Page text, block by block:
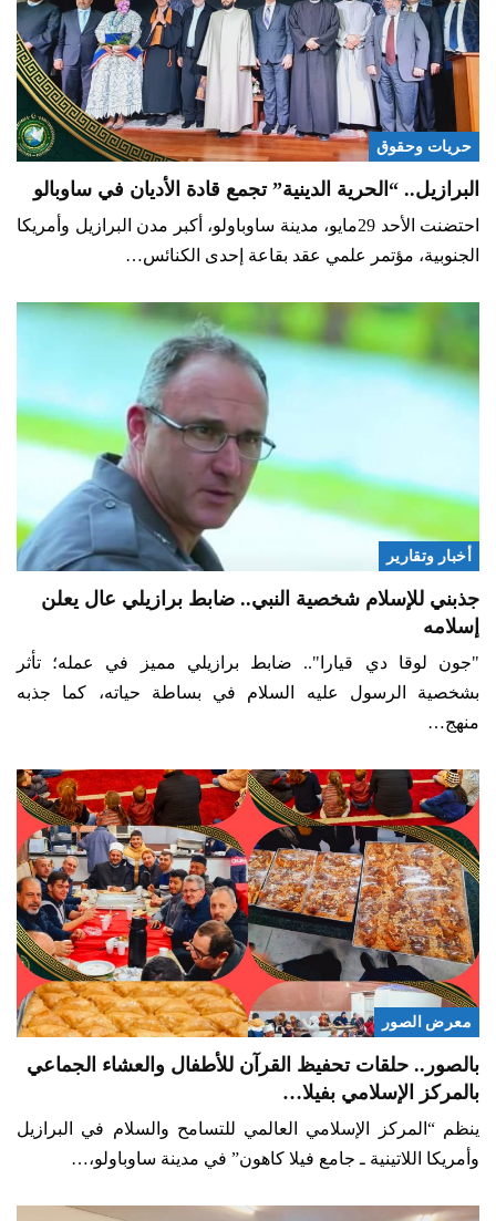
حريات وحقوق
البرازيل.. “الحرية الدينية” تجمع قادة الأديان في ساوبالو
احتضنت الأحد 29مايو، مدينة ساوباولو، أكبر مدن البرازيل وأمريكا
الجنوبية، مؤتمر علمي عقد بقاعة إحدى الكنائس…
أخبار وتقارير
جذبني للإسلام شخصية النبي.. ضابط برازيلي عال يعلن
إسلامه
"جون لوقا دي قيارا".. ضابط برازيلي مميز في عمله؛ تأثر
بشخصية الرسول عليه السلام في بساطة حياته، كما جذبه
منهج…
معرض الصور
بالصور.. حلقات تحفيظ القرآن للأطفال والعشاء الجماعي
بالمركز الإسلامي بفيلا…
ينظم “المركز الإسلامي العالمي للتسامح والسلام في البرازيل
وأمريكا اللاتينية ـ جامع فيلا كاهون” في مدينة ساوباولو،…